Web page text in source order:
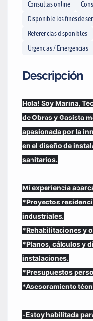
Consultas online
Disponible los fines de
Referencias disponibles
Urgencias / Emergencias
Descripción
Hola! Soy Marina,
de Obras y Gasista
apasionada por la
en el diseño de
sanitarios.
Mi experiencia
*Proyectos
industriales.
*Rehabilitaciones y
*Planos, cálculos y
instalaciones.
*Presupuestos
*Asesoramiento
-Estoy habilitada